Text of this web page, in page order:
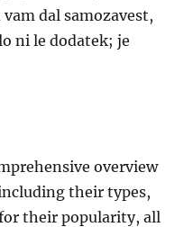
dal samozavest,
ni le dodatek; je
overview
their types,
their popularity, all